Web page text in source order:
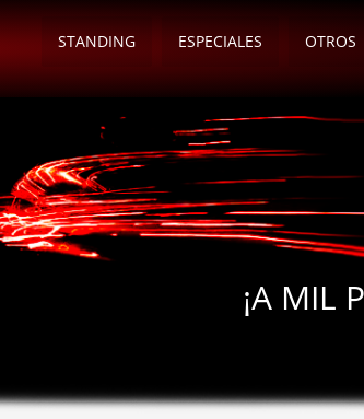
STANDING ESPECIALES OTROS
¡A MIL